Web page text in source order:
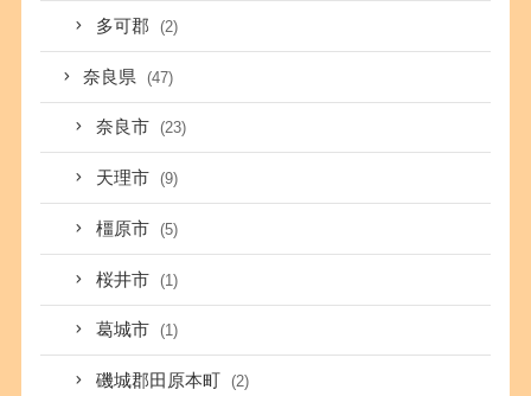
多可郡 (2)
奈良県 (47)
奈良市 (23)
天理市 (9)
橿原市 (5)
桜井市 (1)
葛城市 (1)
磯城郡田原本町 (2)